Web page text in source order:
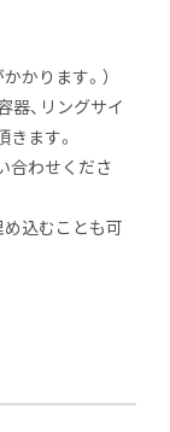
かります。）
器、リングサイ
ます。
合わせくださ
込むことも可